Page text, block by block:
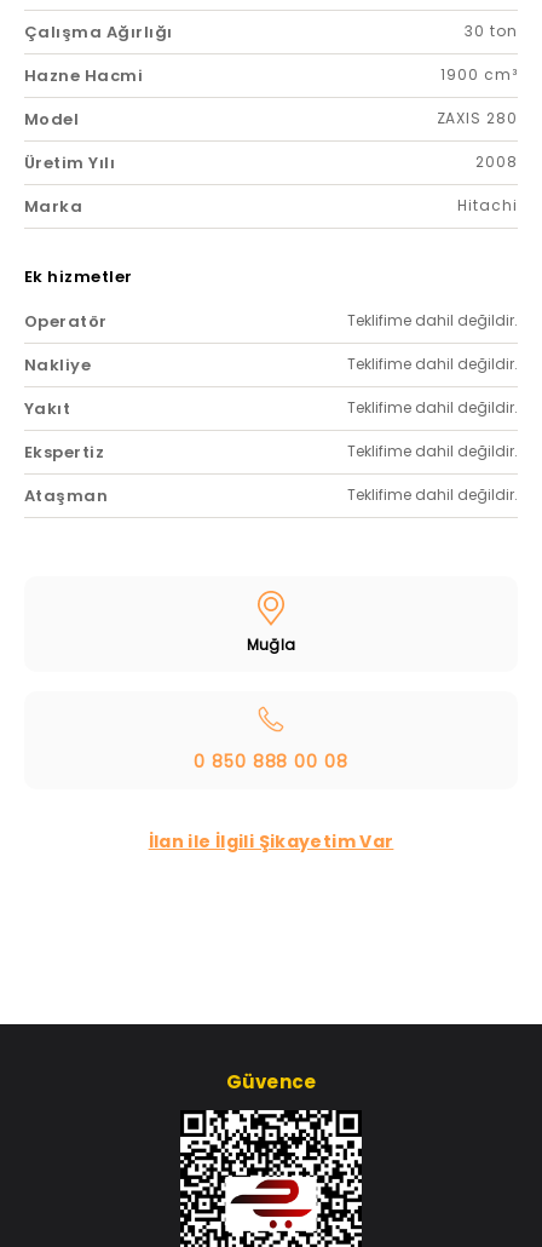
Çalışma Ağırlığı 30 ton
Hazne Hacmi 1900 cm³
Model ZAXIS 280
Üretim Yılı 2008
Marka Hitachi
Ek hizmetler
Operatör
Teklifime dahil değildir.
Nakliye Teklifime dahil değildir.
Yakıt Teklifime dahil değildir.
Ekspertiz Teklifime dahil değildir.
Ataşman Teklifime dahil değildir.
Muğla
0 850 888 00 08
İlan ile İlgili Şikayetim Var
Güvence